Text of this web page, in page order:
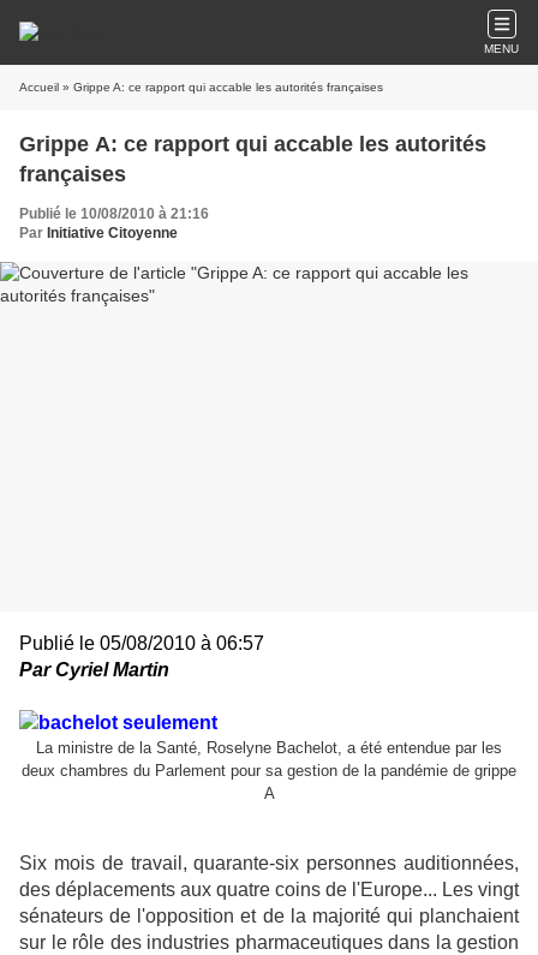
MENU
Accueil » Grippe A: ce rapport qui accable les autorités françaises
Grippe A: ce rapport qui accable les autorités
françaises
Publié le 10/08/2010 à 21:16
Par Initiative Citoyenne
Publié le 05/08/2010 à 06:57
Par Cyriel Martin
La ministre de la Santé, Roselyne Bachelot, a été entendue par les
deux chambres du Parlement pour sa gestion de la pandémie de grippe
A
Six mois de travail, quarante-six personnes auditionnées,
des déplacements aux quatre coins de l'Europe... Les vingt
sénateurs de l'opposition et de la majorité qui planchaient
sur le rôle des industries pharmaceutiques dans la gestion